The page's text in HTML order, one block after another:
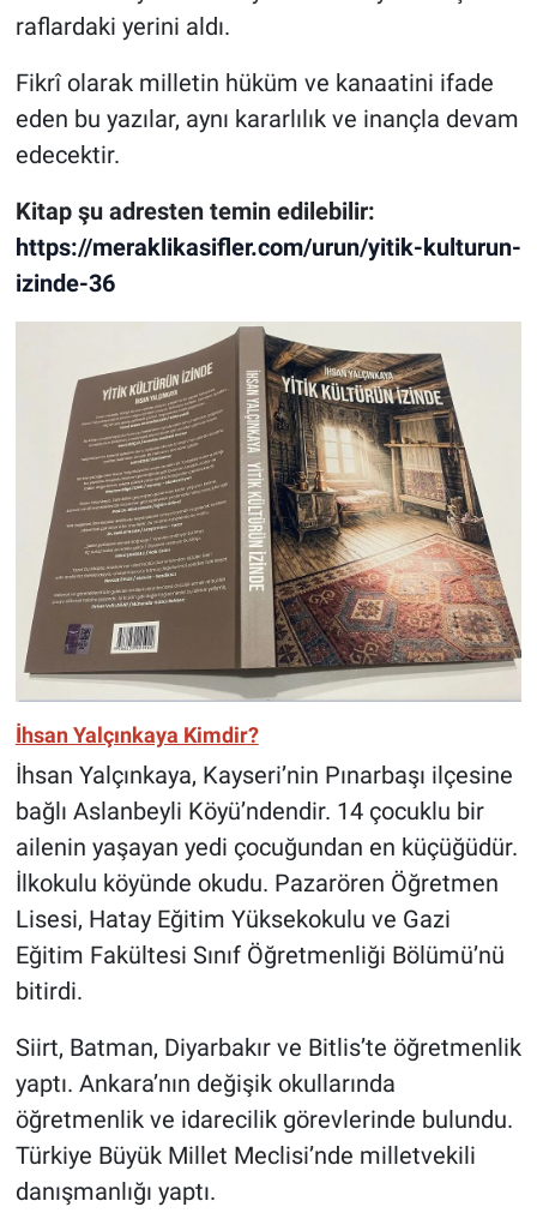
raflardaki yerini aldı.
Fikrî olarak milletin hüküm ve kanaatini ifade
eden bu yazılar, aynı kararlılık ve inançla devam
edecektir.
Kitap şu adresten temin edilebilir:
https://meraklikasifler.com/urun/yitik-kulturun-
izinde-36
İhsan Yalçınkaya Kimdir?
İhsan Yalçınkaya, Kayseri’nin Pınarbaşı ilçesine
bağlı Aslanbeyli Köyü’ndendir. 14 çocuklu bir
ailenin yaşayan yedi çocuğundan en küçüğüdür.
İlkokulu köyünde okudu. Pazarören Öğretmen
Lisesi, Hatay Eğitim Yüksekokulu ve Gazi
Eğitim Fakültesi Sınıf Öğretmenliği Bölümü’nü
bitirdi.
Siirt, Batman, Diyarbakır ve Bitlis’te öğretmenlik
yaptı. Ankara’nın değişik okullarında
öğretmenlik ve idarecilik görevlerinde bulundu.
Türkiye Büyük Millet Meclisi’nde milletvekili
danışmanlığı yaptı.